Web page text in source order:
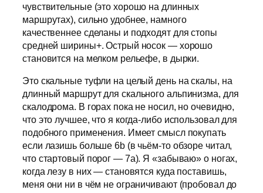
чувствительные (это хорошо на длинных
маршрутах), сильно удобнее, намного
качественнее сделаны и подходят для стопы
средней ширины+. Острый носок — хорошо
становится на мелком рельефе, в дырки.
Это скальные туфли на целый день на скалы, на
длинный маршрут для скального альпинизма, для
скалодрома. В горах пока не носил, но очевидно,
что это лучшее, что я когда-либо использовал для
подобного применения. Имеет смысл покупать
если лазишь больше 6b (в чьём-то обзоре читал,
что стартовый порог — 7а). Я «забываю» о ногах,
когда лезу в них — становятся куда поставишь,
меня они ни в чём не ограничивают (пробовал до